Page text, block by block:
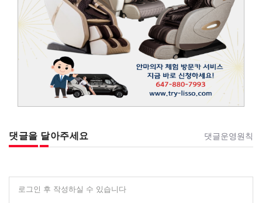
댓글을 달아주세요 댓글운영원칙
로그인 후 작성하실 수 있습니다